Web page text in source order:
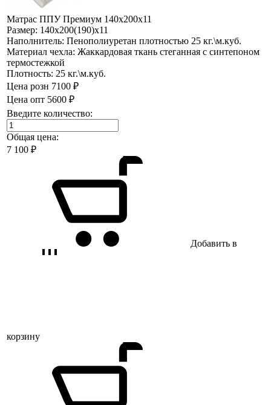
Матрас ППУ Премиум 140х200х11
Размер: 140х200(190)х11
Наполнитель: Пенополиуретан плотностью 25 кг.\м.куб.
Материал чехла: Жаккардовая ткань стеганная с синтепоном
термостежкой
Плотность: 25 кг.\м.куб.
Цена розн 7100 ₽
Цена опт 5600 ₽
Введите количество:
Общая цена:
7 100 ₽
Добавить в
корзину